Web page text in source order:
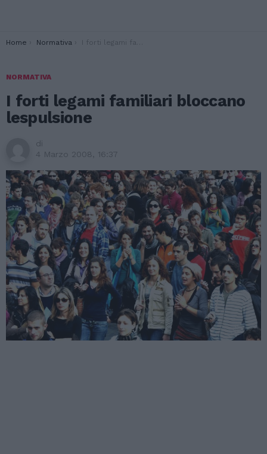
You are here:
Home Normativa I forti legami familiari bloccano lespulsione
NORMATIVA
I forti legami familiari bloccano
lespulsione
di
4 Marzo 2008, 16:37